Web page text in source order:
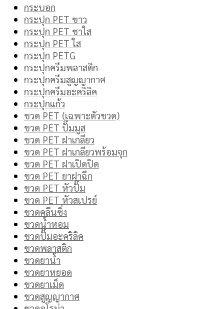
กระบอก
กระปุก PET ขาว
กระปุก PET ชาใส
กระปุก PET ใส
กระปุก PETG
กระปุกครีมพลาสติก
กระปุกครีมสูญญากาศ
กระปุกครีมอะคริลิค
กระปุกแก้ว
ขวด PET (เฉพาะตัวขวด)
ขวด PET ปั๊มมูส
ขวด PET ฝาเกลียว
ขวด PET ฝาเกลียวพร้อมจุก
ขวด PET ฝาเปิดปิด
ขวด PET ยาฝาฉีก
ขวด PET หัวปั๊ม
ขวด PET หัวสเปรย์
ขวดคลีนซิ่ง
ขวดน้ำหอม
ขวดปั๊มอะคริลิค
ขวดพลาสติก
ขวดยาน้ำ
ขวดยาหยอด
ขวดยาเม็ด
ขวดสูญญากาศ